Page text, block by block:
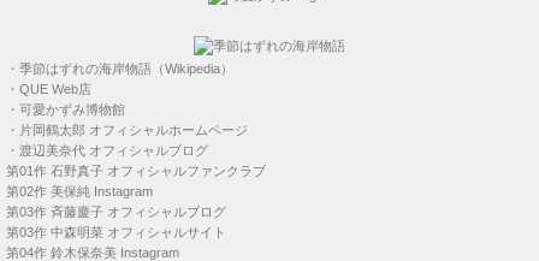
・ 季節はずれの海岸物語（Wikipedia）
・ QUE Web店
・ 可愛かずみ博物館
・ 片岡鶴太郎 オフィシャルホームページ
・ 渡辺美奈代 オフィシャルブログ
第01作 石野真子 オフィシャルファンクラブ
第02作 美保純 Instagram
第03作 斉藤慶子 オフィシャルブログ
第03作 中森明菜 オフィシャルサイト
第04作 鈴木保奈美 Instagram